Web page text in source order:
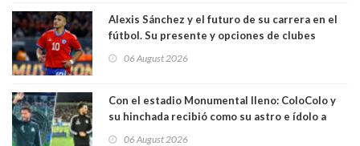
Alexis Sánchez y el futuro de su carrera en el
fútbol. Su presente y opciones de clubes
06 August 2026
Con el estadio Monumental lleno: ColoColo y
su hinchada recibió como su astro e ídolo a
06 August 2026